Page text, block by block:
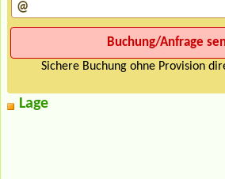
Sichere Buchung ohne Provision
Lage